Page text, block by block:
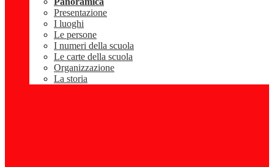
Presentazione
I luoghi
Le persone
I numeri della scuola
Le carte della scuola
Organizzazione
La storia